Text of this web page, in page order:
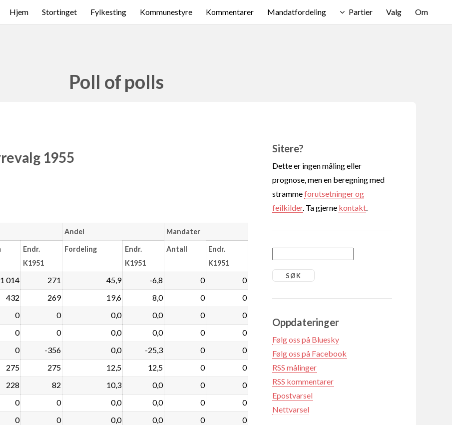
Hjem Stortinget Fylkesting Kommunestyre Kommentarer Mandatfordeling Partier Valg Om
Poll of polls
1955
Andel Mandater
Endr.
K1951
Fordeling
Endr.
K1951
Antall
Endr.
K1951
1 014 271 45,9 -6,8 0 0
432 269 19,6 8,0 0 0
0 0 0,0 0,0 0 0
0 0 0,0 0,0 0 0
0 -356 0,0 -25,3 0 0
275 275 12,5 12,5 0 0
228 82 10,3 0,0 0 0
0 0 0,0 0,0 0 0
0 0 0,0 0,0 0 0
Sitere?
Dette er ingen måling eller
prognose, men en beregning med
strammeforutsetninger og
feilkilder. Ta gjerne kontakt
Oppdateringer
Følg oss på Bluesky
Følg oss på Facebook
RSS målinger
RSS kommentarer
Epostvarsel
Nettvarsel